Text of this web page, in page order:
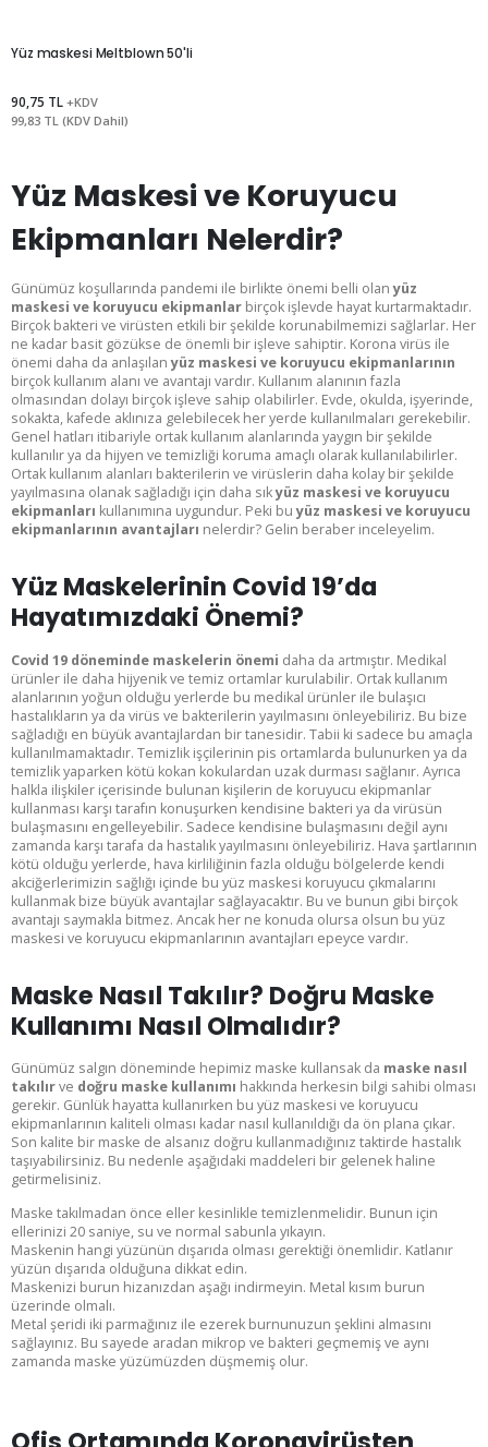
Yüz maskesi Meltblown 50'li
90,75 TL +KDV
99,83 TL (KDV Dahil)
Yüz Maskesi ve Koruyucu
Ekipmanları Nelerdir?
Günümüz koşullarında pandemi ile birlikte önemi belli olanyüz
maskesi ve koruyucu ekipmanlar birçok işlevde hayat kurtarmaktadır.
Birçok bakteri ve virüsten etkili bir şekilde korunabilmemizi sağlarlar. Her
ne kadar basit gözükse de önemli bir işleve sahiptir. Korona virüs ile
önemi daha da anlaşılanyüz maskesi ve koruyucu ekipmanlarının
birçok kullanım alanı ve avantajı vardır. Kullanım alanının fazla
olmasından dolayı birçok işleve sahip olabilirler. Evde, okulda, işyerinde,
sokakta, kafede aklınıza gelebilecek her yerde kullanılmaları gerekebilir.
Genel hatları itibariyle ortak kullanım alanlarında yaygın bir şekilde
kullanılır ya da hijyen ve temizliği koruma amaçlı olarak kullanılabilirler.
Ortak kullanım alanları bakterilerin ve virüslerin daha kolay bir şekilde
yayılmasına olanak sağladığı için daha sıkyüz maskesi ve koruyucu
ekipmanları kullanımına uygundur. Peki buyüz maskesi ve koruyucu
ekipmanlarının avantajları nelerdir? Gelin beraber inceleyelim.
Yüz Maskelerinin Covid 19’da
Hayatımızdaki Önemi?
Covid 19 döneminde maskelerin önemi daha da artmıştır. Medikal
ürünler ile daha hijyenik ve temiz ortamlar kurulabilir. Ortak kullanım
alanlarının yoğun olduğu yerlerde bu medikal ürünler ile bulaşıcı
hastalıkların ya da virüs ve bakterilerin yayılmasını önleyebiliriz. Bu bize
sağladığı en büyük avantajlardan bir tanesidir. Tabii ki sadece bu amaçla
kullanılmamaktadır. Temizlik işçilerinin pis ortamlarda bulunurken ya da
temizlik yaparken kötü kokan kokulardan uzak durması sağlanır. Ayrıca
halkla ilişkiler içerisinde bulunan kişilerin de koruyucu ekipmanlar
kullanması karşı tarafın konuşurken kendisine bakteri ya da virüsün
bulaşmasını engelleyebilir. Sadece kendisine bulaşmasını değil aynı
zamanda karşı tarafa da hastalık yayılmasını önleyebiliriz. Hava şartlarının
kötü olduğu yerlerde, hava kirliliğinin fazla olduğu bölgelerde kendi
akciğerlerimizin sağlığı içinde bu yüz maskesi koruyucu çıkmalarını
kullanmak bize büyük avantajlar sağlayacaktır. Bu ve bunun gibi birçok
avantajı saymakla bitmez. Ancak her ne konuda olursa olsun bu yüz
maskesi ve koruyucu ekipmanlarının avantajları epeyce vardır.
Maske Nasıl Takılır? Doğru Maske
Kullanımı Nasıl Olmalıdır?
Günümüz salgın döneminde hepimiz maske kullansak da maske nasıl
takılırve doğru maske kullanımı hakkında herkesin bilgi sahibi olması
gerekir. Günlük hayatta kullanırken bu yüz maskesi ve koruyucu
ekipmanlarının kaliteli olması kadar nasıl kullanıldığı da ön plana çıkar.
Son kalite bir maske de alsanız doğru kullanmadığınız taktirde hastalık
taşıyabilirsiniz. Bu nedenle aşağıdaki maddeleri bir gelenek haline
getirmelisiniz.
Maske takılmadan önce eller kesinlikle temizlenmelidir. Bunun için
ellerinizi 20 saniye, su ve normal sabunla yıkayın.
Maskenin hangi yüzünün dışarıda olması gerektiği önemlidir. Katlanır
yüzün dışarıda olduğuna dikkat edin.
Maskenizi burun hizanızdan aşağı indirmeyin. Metal kısım burun
üzerinde olmalı.
Metal şeridi iki parmağınız ile ezerek burnunuzun şeklini almasını
sağlayınız. Bu sayede aradan mikrop ve bakteri geçmemiş ve aynı
zamanda maske yüzümüzden düşmemiş olur.